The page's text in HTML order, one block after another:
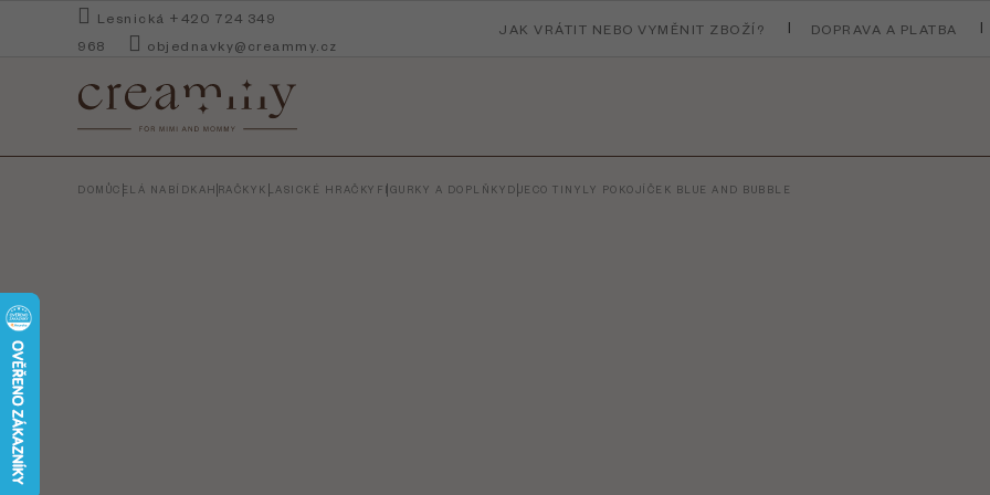
Lesnická +420 724 349
968
objednavky@creammy.cz
JAK VRÁTIT NEBO VYMĚNIT ZBOŽÍ? DOPRAVA A PLATBA
DOMŮCELÁ NABÍDKAHRAČKY KLASICKÉ HRAČKY FIGURKY A DOPLŇKY DJECO TINYLY POKOJÍČEK BLUE AND BUBBLE